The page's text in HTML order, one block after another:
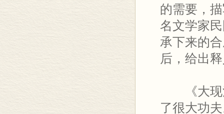
的需要，
名文学家
承下来的
后，给出
《大现汉
了很大功